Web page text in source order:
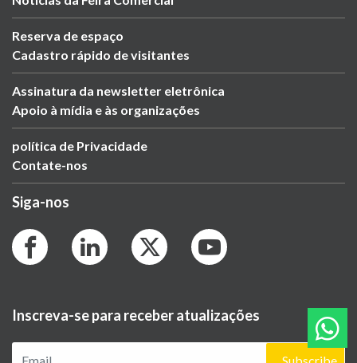
Reserva de espaço
Cadastro rápido de visitantes
Assinatura da newsletter eletrônica
Apoio à mídia e às organizações
política de Privacidade
Contate-nos
Siga-nos
Inscreva-se para receber atualizações
Subscribe